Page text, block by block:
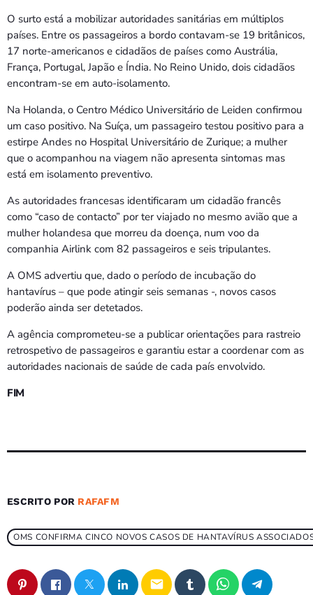
O surto está a mobilizar autoridades sanitárias em múltiplos
países. Entre os passageiros a bordo contavam-se 19 britânicos,
17 norte-americanos e cidadãos de países como Austrália,
França, Portugal, Japão e Índia. No Reino Unido, dois cidadãos
encontram-se em auto-isolamento.
Na Holanda, o Centro Médico Universitário de Leiden confirmou
um caso positivo. Na Suíça, um passageiro testou positivo para a
estirpe Andes no Hospital Universitário de Zurique; a mulher
que o acompanhou na viagem não apresenta sintomas mas
está em isolamento preventivo.
As autoridades francesas identificaram um cidadão francês
como “caso de contacto” por ter viajado no mesmo avião que a
mulher holandesa que morreu da doença, num voo da
companhia Airlink com 82 passageiros e seis tripulantes.
A OMS advertiu que, dado o período de incubação do
hantavírus – que pode atingir seis semanas -, novos casos
poderão ainda ser detetados.
A agência comprometeu-se a publicar orientações para rastreio
retrospetivo de passageiros e garantiu estar a coordenar com as
autoridades nacionais de saúde de cada país envolvido.
FIM
ESCRITO POR RAFAFM
OMS CONFIRMA CINCO NOVOS CASOS DE HANTAVÍRUS
email